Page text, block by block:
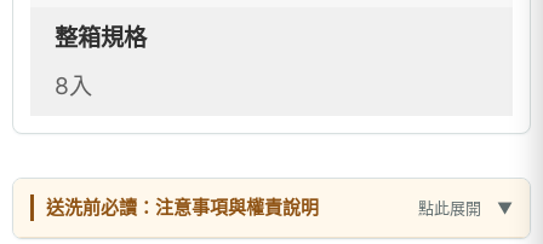
整箱規格
8入
送洗前必讀：注意事項與權責說明 點此展開